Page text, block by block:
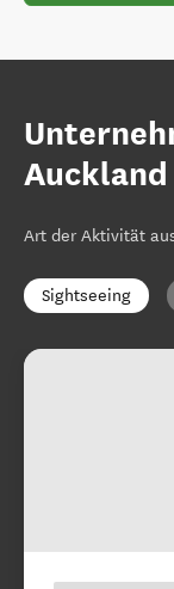
Auckland
Art der Aktivität
Sightseeing